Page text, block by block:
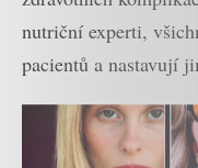
nutriční experti,
pacientů a nastavují